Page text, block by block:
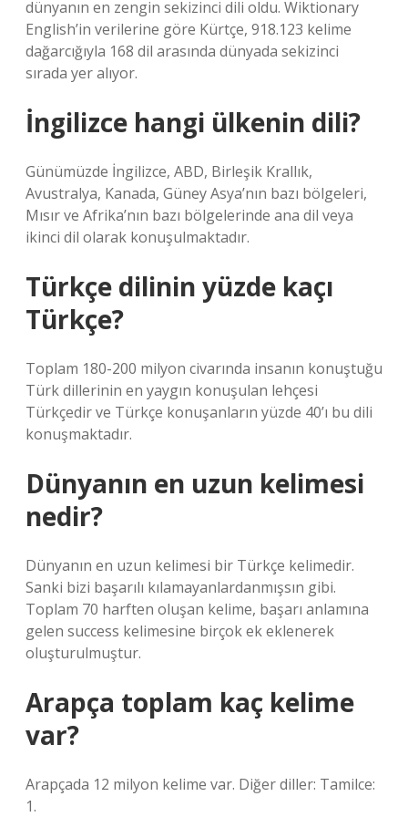
dünyanın en zengin sekizinci dili oldu. Wiktionary
English’in verilerine göre Kürtçe, 918.123 kelime
dağarcığıyla 168 dil arasında dünyada sekizinci
sırada yer alıyor.
İngilizce hangi ülkenin dili?
Günümüzde İngilizce, ABD, Birleşik Krallık,
Avustralya, Kanada, Güney Asya’nın bazı bölgeleri,
Mısır ve Afrika’nın bazı bölgelerinde ana dil veya
ikinci dil olarak konuşulmaktadır.
Türkçe dilinin yüzde kaçı
Türkçe?
Toplam 180-200 milyon civarında insanın konuştuğu
Türk dillerinin en yaygın konuşulan lehçesi
Türkçedir ve Türkçe konuşanların yüzde 40’ı bu dili
konuşmaktadır.
Dünyanın en uzun kelimesi
nedir?
Dünyanın en uzun kelimesi bir Türkçe kelimedir.
Sanki bizi başarılı kılamayanlardanmışsın gibi.
Toplam 70 harften oluşan kelime, başarı anlamına
gelen success kelimesine birçok ek eklenerek
oluşturulmuştur.
Arapça toplam kaç kelime
var?
Arapçada 12 milyon kelime var. Diğer diller: Tamilce:
1.